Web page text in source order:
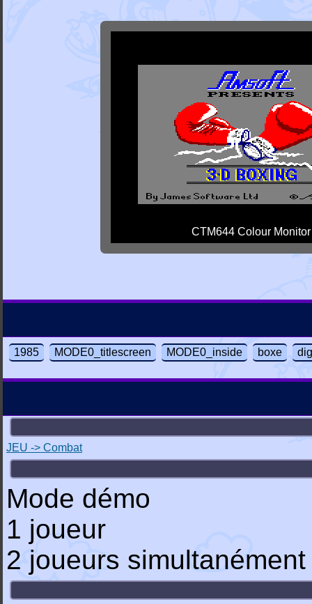
CTM644 Colour Monitor
1985 MODE0_titlescreen MODE0_inside boxe
JEU -> Combat
Mode démo
1 joueur
2 joueurs